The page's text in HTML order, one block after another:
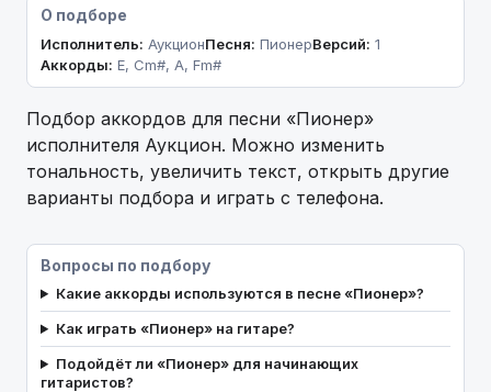
О подборе
Исполнитель: АукционПесня: ПионерВерсий: 1
Аккорды: E, Cm#, A, Fm#
Подбор аккордов для песни «Пионер»
исполнителя Аукцион. Можно изменить
тональность, увеличить текст, открыть другие
варианты подбора и играть с телефона.
Вопросы по подбору
Какие аккорды используются в песне «Пионер»?
Как играть «Пионер» на гитаре?
Подойдёт ли «Пионер» для начинающих
гитаристов?